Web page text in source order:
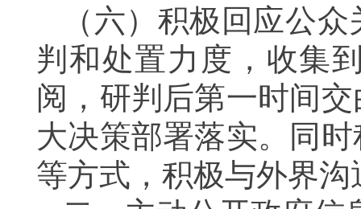
（六）积极回应公
判和处置力度，收集
阅，研判后第一时间
大决策部署落实。同
等方式，积极与外界